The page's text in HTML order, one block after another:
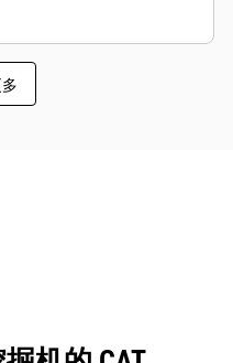
能够充满信心地工作。
物工作时接收高度和深度
造成挖掘机损坏并产生维
子栅栏）。
渠中或挖掘机周围检查坡